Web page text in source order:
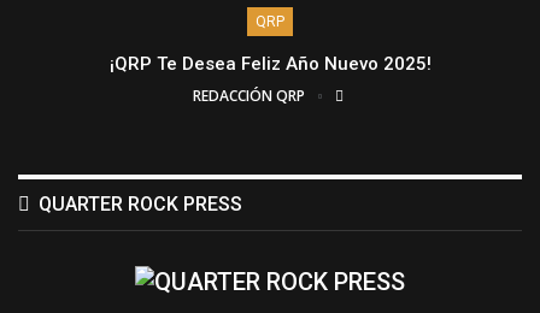
QRP
¡QRP Te Desea Feliz Año Nuevo 2025!
REDACCIÓN QRP
QUARTER ROCK PRESS